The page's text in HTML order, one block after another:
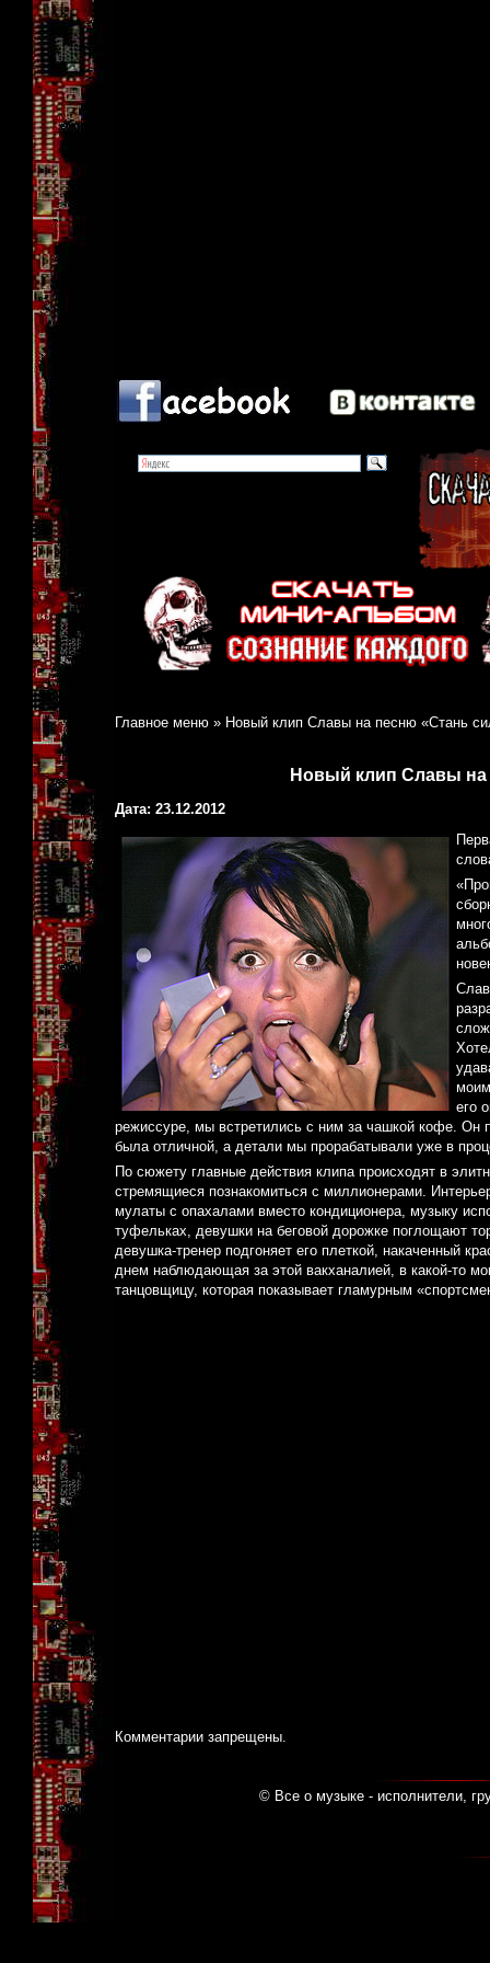
Главное меню » Новый клип Славы на песню «Стань
Новый клип Славы
Дата: 23.12.2012
его
режиссуре, мы встретились с ним за чашкой кофе. Он
была отличной, а детали мы прорабатывали уже в
По сюжету главные действия клипа происходят в
стремящиеся познакомиться с миллионерами.
мулаты с опахалами вместо кондиционера, музыку
туфельках, девушки на беговой дорожке поглощают
девушка-тренер подгоняет его плеткой, накаченный
днем наблюдающая за этой вакханалией, в какой-то
танцовщицу, которая показывает гламурным
Комментарии запрещены.
© Все о музыке - исполнители,